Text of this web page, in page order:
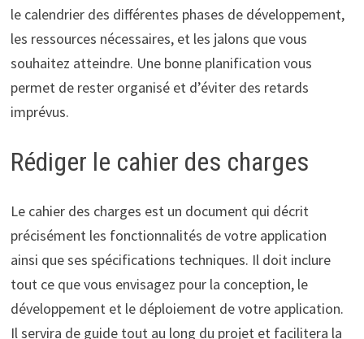
le calendrier des différentes phases de développement,
les ressources nécessaires, et les jalons que vous
souhaitez atteindre. Une bonne planification vous
permet de rester organisé et d’éviter des retards
imprévus.
Rédiger le cahier des charges
Le cahier des charges est un document qui décrit
précisément les fonctionnalités de votre application
ainsi que ses spécifications techniques. Il doit inclure
tout ce que vous envisagez pour la conception, le
développement et le déploiement de votre application.
Il servira de guide tout au long du projet et facilitera la